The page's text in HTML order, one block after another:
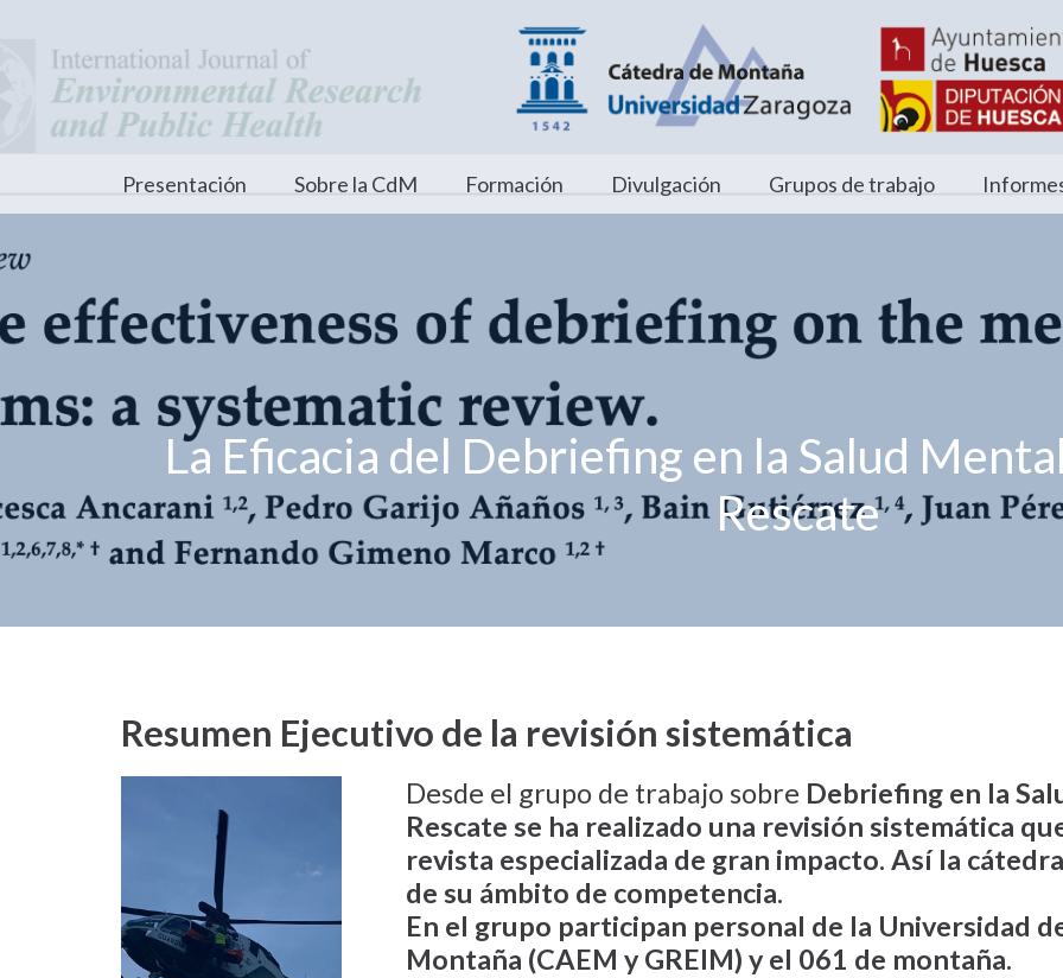
Presentación Sobre la CdM Formación Divulgación Grupos de trabajo
La Eficacia del Debriefing en la Salud
Rescate
Resumen Ejecutivo de la revisión sistemática
Desde el grupo de trabajo sobre Debriefing en la
Rescate se ha realizado una revisión sistemática
revista especializada de gran impacto. Así la
de su ámbito de competencia.
En el grupo participan personal de la Universidad
Montaña (CAEM y GREIM) y el 061 de montaña.